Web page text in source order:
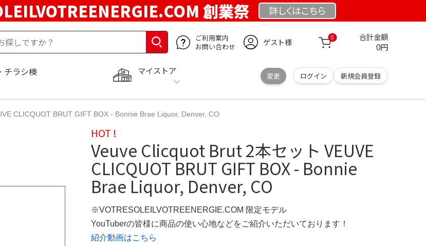
創業祭 詳しくはこちら
ご利用案内
お問い合わせ
ゲスト様 0 合計金額
0円
マイストア
変更 ログイン 新規会員登録
チラシ検
CLICQUOT BRUT GIFT BOX - Bonnie Brae Liquor, Denver, CO
HOT !
Veuve Clicquot Brut 2本セット VEUVE
CLICQUOT BRUT GIFT BOX - Bonnie
Brae Liquor, Denver, CO
※VOTRESOLEILVOTREENERGIE.COM 限定モデル
YouTuberの皆様に商品の使い心地などをご紹介いただいております！
紹介動画はこちら